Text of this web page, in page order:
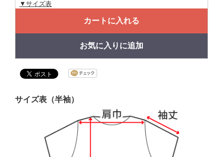
▼サイズ表
カートに入れる
お気に入りに追加
サイズ表（半袖）